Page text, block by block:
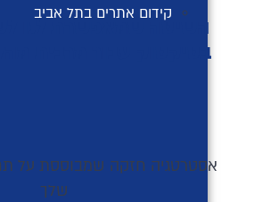
קידום אתרים בתל אביב
השיטה שמאפשרת לנו
בטיקטוק עבור מרבית
אסטרטגיה חזקה שמבוססת על
שלך